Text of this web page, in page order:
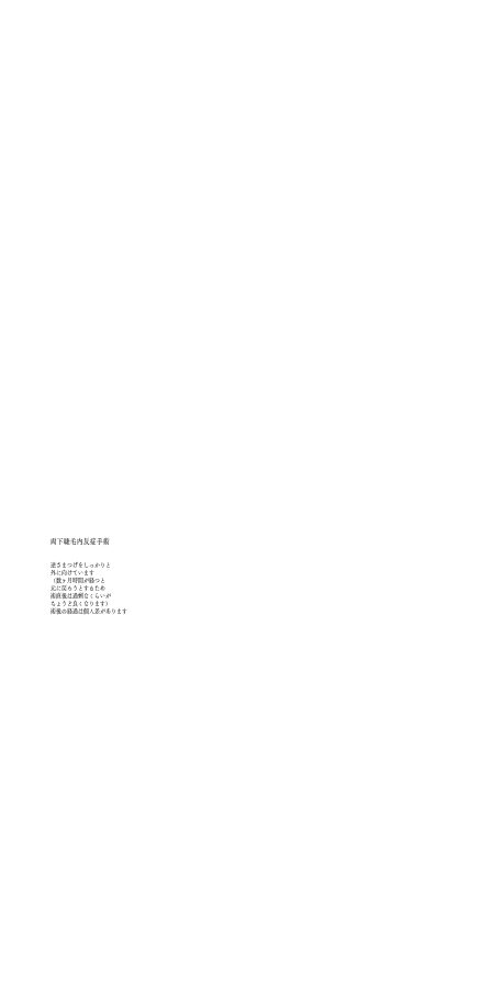
両下睫毛内反症手術
逆さまつげをしっかりと
外に向けています
（数ヶ月時間が経つと
元に戻ろうとするため
術直後は過剰なくらいが
ちょうど良くなります）
術後の経過は個人差があります